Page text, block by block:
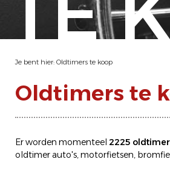
Je bent hier: Oldtimers te koop
Oldtimers te
Er worden momenteel 2225
oldtimerauto's,motorfietsen,